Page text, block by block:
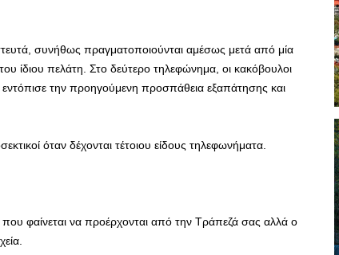
συνήθως πραγματοποιούνται αμέσως μετά από μία
ίδιου πελάτη. Στο δεύτερο τηλεφώνημα, οι κακόβουλοι
εντόπισε την προηγούμενη προσπάθεια εξαπάτησης και
όταν δέχονται τέτοιου είδους τηλεφωνήματα.
που φαίνεται να προέρχονται από την Τράπεζά σας αλλά ο